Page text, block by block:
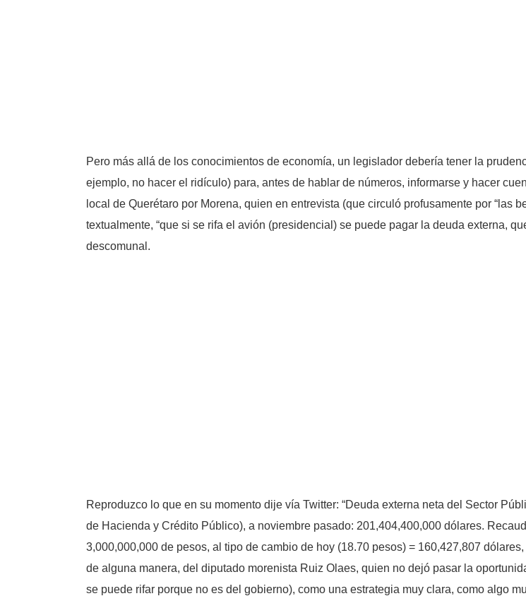
Pero más allá de los conocimientos de economía, un legislador debería tener la
ejemplo, no hacer el ridículo) para, antes de hablar de números, informarse y hacer
local de Querétaro por Morena, quien en entrevista (que circuló profusamente por “las
textualmente, “que si se rifa el avión (presidencial) se puede pagar la deuda externa,
descomunal.
Reproduzco lo que en su momento dije vía Twitter: “Deuda externa neta del Sector
de Hacienda y Crédito Público), a noviembre pasado: 201,404,400,000 dólares.
3,000,000,000 de pesos, al tipo de cambio de hoy (18.70 pesos) = 160,427,807
de alguna manera, del diputado morenista Ruiz Olaes, quien no dejó pasar la
se puede rifar porque no es del gobierno), como una estrategia muy clara, como algo